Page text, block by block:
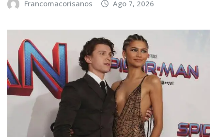
Francomacorisanos Ago 7, 2026